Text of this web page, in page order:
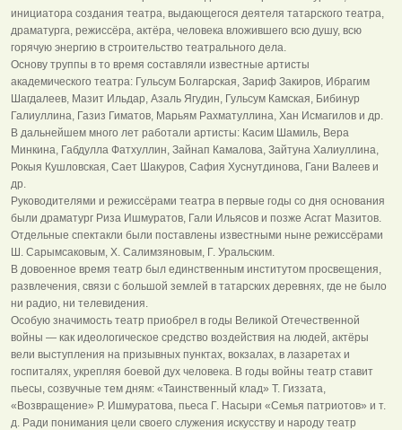
инициатора создания театра, выдающегося деятеля татарского театра,
драматурга, режиссёра, актёра, человека вложившего всю душу, всю
горячую энергию в строительство театрального дела.
Основу труппы в то время составляли известные артисты
академического театра: Гульсум Болгарская, Зариф Закиров, Ибрагим
Шагдалеев, Мазит Ильдар, Азаль Ягудин, Гульсум Камская, Бибинур
Галиуллина, Газиз Гиматов, Марьям Рахматуллина, Хан Исмагилов и др.
В дальнейшем много лет работали артисты: Касим Шамиль, Вера
Минкина, Габдулла Фатхуллин, Зайнап Камалова, Зайтуна Халиуллина,
Рокыя Кушловская, Сает Шакуров, Сафия Хуснутдинова, Гани Валеев и
др.
Руководителями и режиссёрами театра в первые годы со дня основания
были драматург Риза Ишмуратов, Гали Ильясов и позже Асгат Мазитов.
Отдельные спектакли были поставлены известными ныне режиссёрами
Ш. Сарымсаковым, Х. Салимзяновым, Г. Уральским.
В довоенное время театр был единственным институтом просвещения,
развлечения, связи с большой землей в татарских деревнях, где не было
ни радио, ни телевидения.
Особую значимость театр приобрел в годы Великой Отечественной
войны — как идеологическое средство воздействия на людей, актёры
вели выступления на призывных пунктах, вокзалах, в лазаретах и
госпиталях, укрепляя боевой дух человека. В годы войны театр ставит
пьесы, созвучные тем дням: «Таинственный клад» Т. Гиззата,
«Возвращение» Р. Ишмуратова, пьеса Г. Насыри «Семья патриотов» и т.
д. Ради понимания цели своего служения искусству и народу театр